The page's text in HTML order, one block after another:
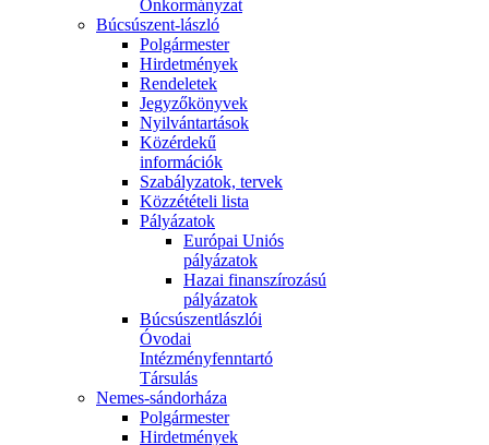
Önkormányzat
Búcsúszent-lászló
Polgármester
Hirdetmények
Rendeletek
Jegyzőkönyvek
Nyilvántartások
Közérdekű
információk
Szabályzatok, tervek
Közzétételi lista
Pályázatok
Európai Uniós
pályázatok
Hazai finanszírozású
pályázatok
Búcsúszentlászlói
Óvodai
Intézményfenntartó
Társulás
Nemes-sándorháza
Polgármester
Hirdetmények